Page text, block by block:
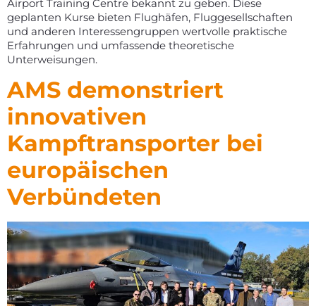
Airport Training Centre bekannt zu geben. Diese
geplanten Kurse bieten Flughäfen, Fluggesellschaften
und anderen Interessengruppen wertvolle praktische
Erfahrungen und umfassende theoretische
Unterweisungen.
AMS demonstriert
innovativen
Kampftransporter bei
europäischen
Verbündeten